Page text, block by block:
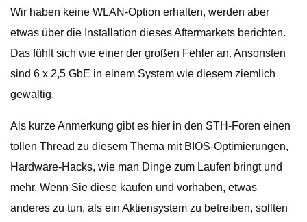
Wir haben keine WLAN-Option erhalten, werden aber
etwas über die Installation dieses Aftermarkets berichten.
Das fühlt sich wie einer der großen Fehler an. Ansonsten
sind 6 x 2,5 GbE in einem System wie diesem ziemlich
gewaltig.
Als kurze Anmerkung gibt es hier in den STH-Foren einen
tollen Thread zu diesem Thema mit BIOS-Optimierungen,
Hardware-Hacks, wie man Dinge zum Laufen bringt und
mehr. Wenn Sie diese kaufen und vorhaben, etwas
anderes zu tun, als ein Aktiensystem zu betreiben, sollten